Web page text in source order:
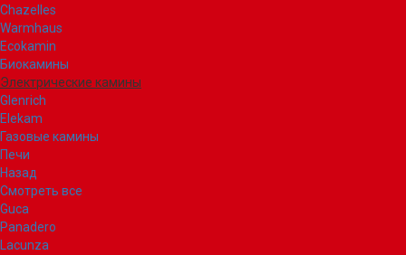
Chazelles
Warmhaus
Ecokamin
Биокамины
Электрические камины
Glenrich
Elekam
Газовые камины
Печи
Назад
Смотреть все
Guca
Panadero
Lacunza